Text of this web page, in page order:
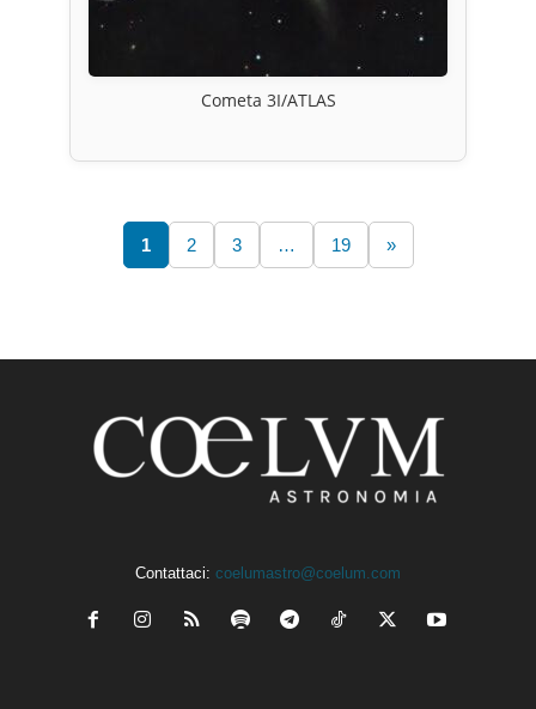
Cometa 3I/ATLAS
1 2 3 … 19 »
Contattaci: coelumastro@coelum.com